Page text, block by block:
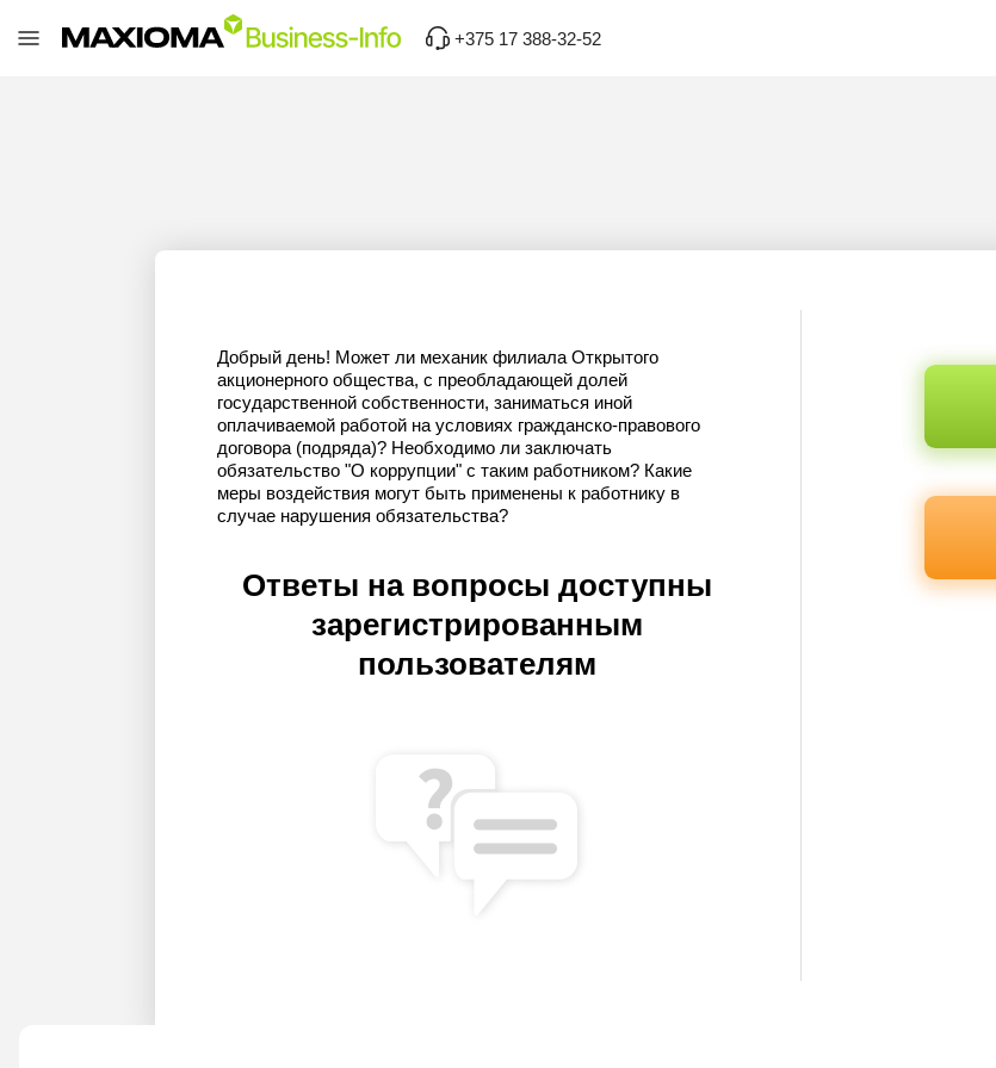
+375 17 388-32-52
Добрый день! Может ли механик филиала Открытого
акционерного общества, с преобладающей долей
государственной собственности, заниматься иной
оплачиваемой работой на условиях гражданско-правового
договора (подряда)? Необходимо ли заключать
обязательство "О коррупции" с таким работником? Какие
меры воздействия могут быть применены к работнику в
случае нарушения обязательства?
Ответы на вопросы доступны
зарегистрированным
пользователям